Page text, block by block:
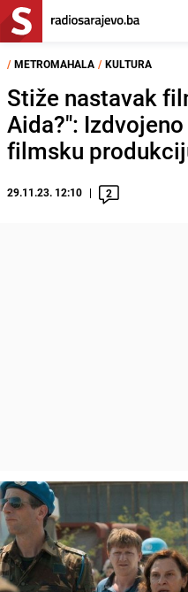
/ METROMAHALA / KULTURA
Stiže nastavak
Aida?":
filmsku
29.11.23. 12:10 2